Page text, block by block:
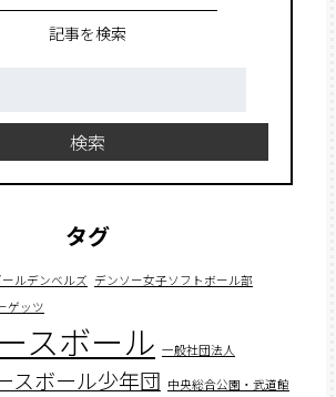
記事を検索
検索
タグ
ールデンベルズ デンソー女子ソフトボール部
ゲッツ
スボール 一般社団法人
スボール少年団 中央総合公園・武道館